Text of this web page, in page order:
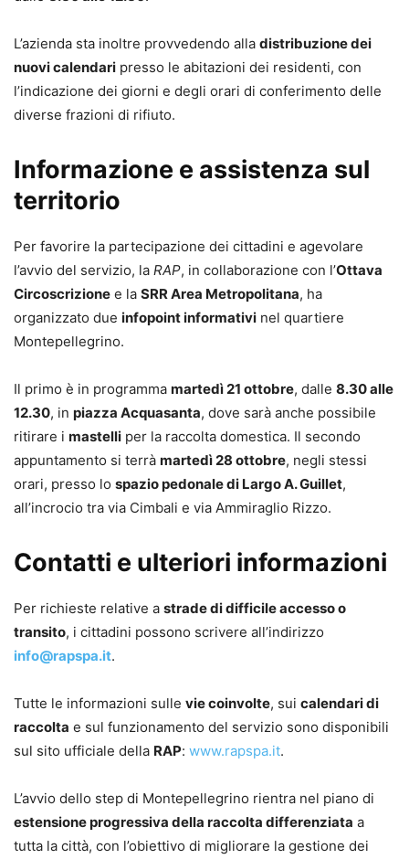
L’azienda sta inoltre provvedendo alla distribuzione dei
nuovi calendari presso le abitazioni dei residenti, con
l’indicazione dei giorni e degli orari di conferimento delle
diverse frazioni di rifiuto.
Informazione e assistenza sul
territorio
Per favorire la partecipazione dei cittadini e agevolare
l’avvio del servizio, la RAP, in collaborazione con l’Ottava
Circoscrizione e la SRR Area Metropolitana, ha
organizzato due infopoint informativi nel quartiere
Montepellegrino.
Il primo è in programma martedì 21 ottobre, dalle 8.30 alle
12.30, in piazza Acquasanta, dove sarà anche possibile
ritirare i mastelli per la raccolta domestica. Il secondo
appuntamento si terrà martedì 28 ottobre, negli stessi
orari, presso lo spazio pedonale di Largo A. Guillet,
all’incrocio tra via Cimbali e via Ammiraglio Rizzo.
Contatti e ulteriori informazioni
Per richieste relative a strade di difficile accesso o
transito, i cittadini possono scrivere all’indirizzo
info@rapspa.it.
Tutte le informazioni sulle vie coinvolte, sui calendari di
raccolta e sul funzionamento del servizio sono disponibili
sul sito ufficiale della RAP: www.rapspa.it.
L’avvio dello step di Montepellegrino rientra nel piano di
estensione progressiva della raccolta differenziata a
tutta la città, con l’obiettivo di migliorare la gestione dei